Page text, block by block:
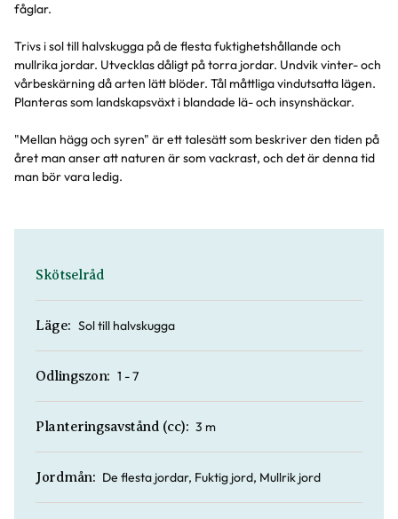
fåglar.
Trivs i sol till halvskugga på de flesta fuktighetshållande och
mullrika jordar. Utvecklas dåligt på torra jordar. Undvik vinter- och
vårbeskärning då arten lätt blöder. Tål måttliga vindutsatta lägen.
Planteras som landskapsväxt i blandade lä- och insynshäckar.
"Mellan hägg och syren" är ett talesätt som beskriver den tiden på
året man anser att naturen är som vackrast, och det är denna tid
man bör vara ledig.
Skötselråd
Läge: Sol till halvskugga
Odlingszon: 1 - 7
Planteringsavstånd (cc): 3 m
Jordmån: De flesta jordar, Fuktig jord, Mullrik jord